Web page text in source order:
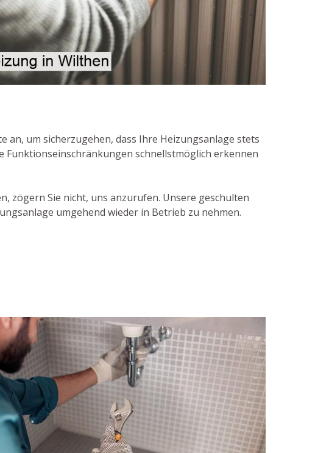
um sicherzugehen, dass Ihre Heizungsanlage stets
schnellstmöglich erkennen
zögern Sie nicht, uns anzurufen. Unsere geschulten
umgehend wieder in Betrieb zu nehmen.